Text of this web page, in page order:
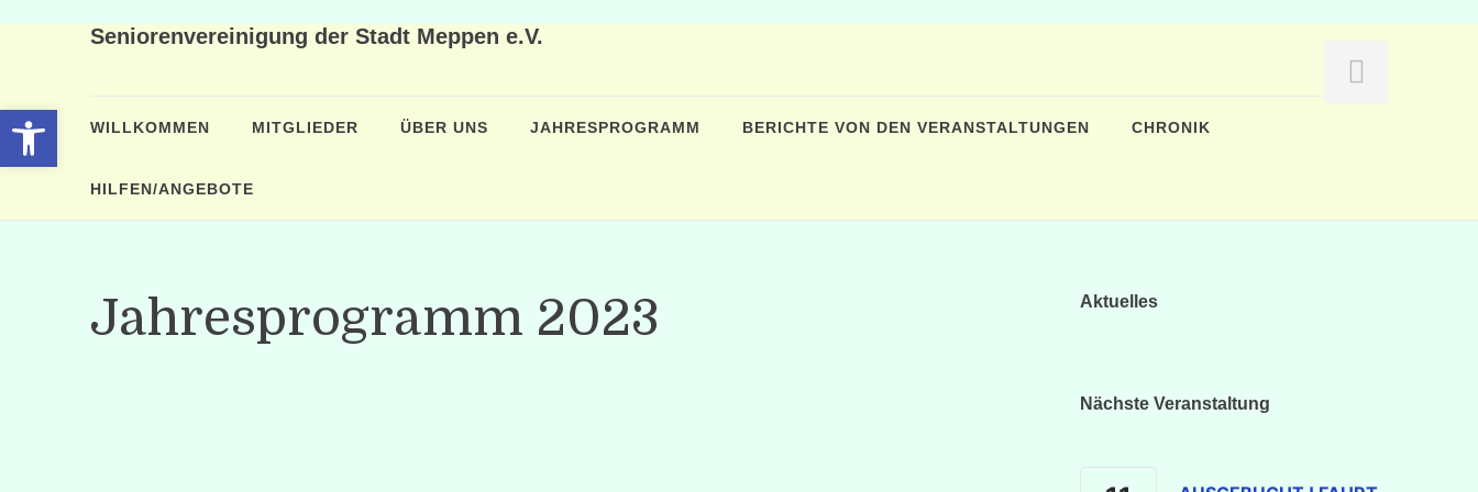
Seniorenvereinigung der Stadt Meppen e.V.
WILLKOMMEN MITGLIEDER ÜBER UNS JAHRESPROGRAMM BERICHTE VON DEN VERANSTALTUNGEN CHRONIK
HILFEN/ANGEBOTE
Jahresprogramm 2023 Aktuelles
Nächste Veranstaltung
Open toolbar